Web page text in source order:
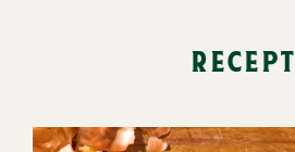
recept